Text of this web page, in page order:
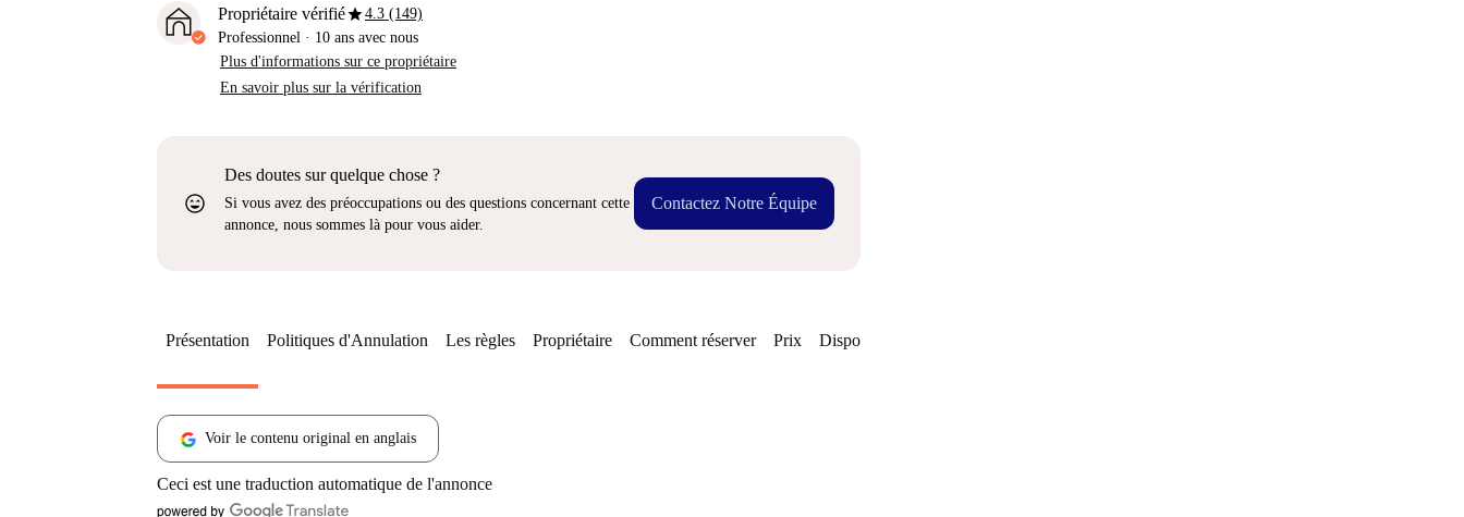
Propriétaire vérifiéstar4.3 (149)
Professionnel · 10 ans avec nous
Plus d'informations sur ce propriétaire
En savoir plus sur la vérification
sentiment_very_satisfied
Des doutes sur quelque chose ?
Si vous avez des préoccupations ou des questions concernant cette
annonce, nous sommes là pour vous aider.
Contactez Notre Équipe
Présentation Politiques d'Annulation Les règles Propriétaire Comment réserver Prix Disponibilités
Voir le contenu original en anglais
Ceci est une traduction automatique de l'annonce